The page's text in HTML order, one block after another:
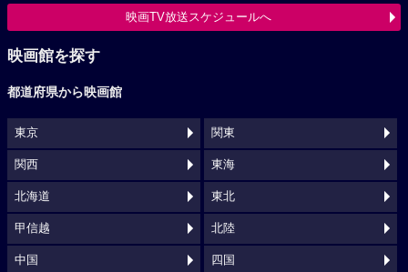
映画TV放送スケジュールへ
映画館を探す
都道府県から映画館
東京 関東
関西 東海
北海道 東北
甲信越 北陸
中国 四国